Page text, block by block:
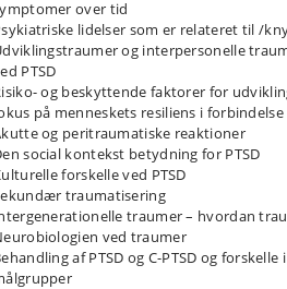
over tid
lidelser som er relateret til /
og interpersonelle
PTSD
og beskyttende faktorer for
på menneskets resiliens i
og peritraumatiske reaktioner
social kontekst betydning for PTSD
forskelle ved PTSD
traumatisering
traumer – hvordan
ved traumer
af PTSD og C-PTSD og